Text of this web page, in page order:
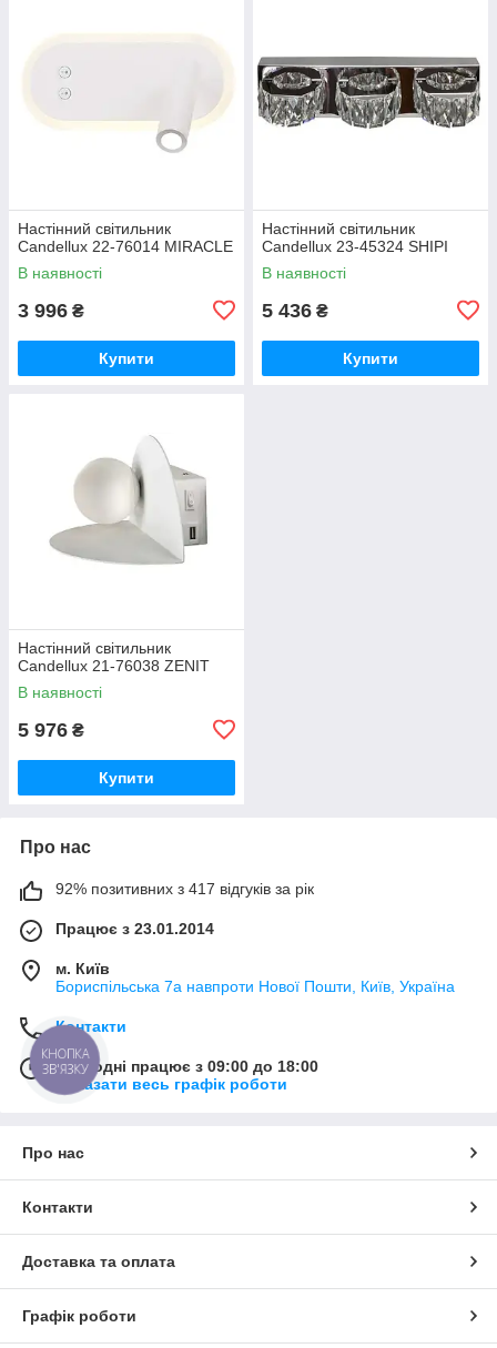
Настінний світильник
Candellux 22-76014 MIRACLE
В наявності
3 996 ₴
Купити
Настінний світильник
Candellux 23-45324 SHIPI
В наявності
5 436 ₴
Купити
Настінний світильник
Candellux 21-76038 ZENIT
В наявності
5 976 ₴
Купити
Про нас
92% позитивних з 417 відгуків за рік
Працює з 23.01.2014
м. Київ
Бориспільська 7а навпроти Нової Пошти, Київ, Україна
Контакти
Сьогодні працює з 09:00 до 18:00
Показати весь графік роботи
Про нас
Контакти
Доставка та оплата
Графік роботи
КНОПКА
ЗВ'ЯЗКУ